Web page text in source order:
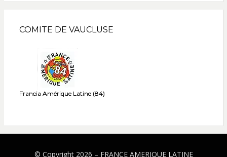
COMITE DE VAUCLUSE
Francia Amérique Latine (84)
© Copyright 2026 – FRANCE AMERIQUE LATINE